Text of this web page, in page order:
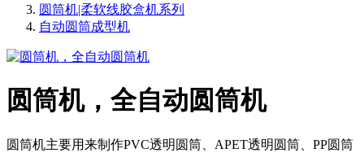
圆筒机|柔软线胶盒机系列
自动圆筒成型机
圆筒机，全自动圆筒机
圆筒机主要用来制作PVC透明圆筒、APET透明圆筒、PP圆筒